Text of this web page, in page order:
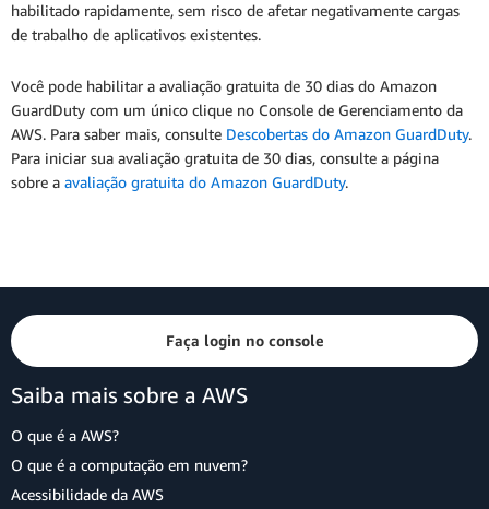
habilitado rapidamente, sem risco de afetar negativamente cargas
de trabalho de aplicativos existentes.
Você pode habilitar a avaliação gratuita de 30 dias do Amazon
GuardDuty com um único clique no Console de Gerenciamento da
AWS. Para saber mais, consulte Descobertas do Amazon GuardDuty.
Para iniciar sua avaliação gratuita de 30 dias, consulte a página
sobre a avaliação gratuita do Amazon GuardDuty.
Faça login no console
Saiba mais sobre a AWS
O que é a AWS?
O que é a computação em nuvem?
Acessibilidade da AWS